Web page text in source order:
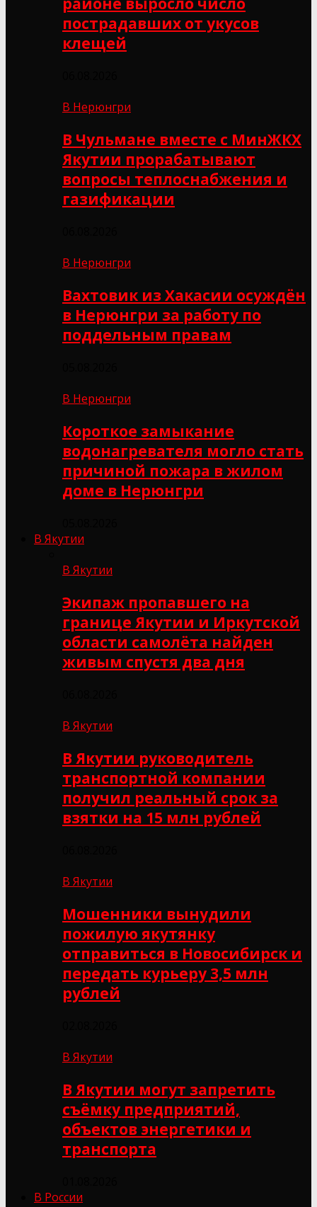
пострадавших от укусов
клещей
В Нерюнгри
В Чульмане вместе с МинЖКХ
Якутии прорабатывают
вопросы теплоснабжения и
газификации
В Нерюнгри
Вахтовик из Хакасии осуждён
в Нерюнгри за работу по
поддельным правам
В Нерюнгри
Короткое замыкание
водонагревателя могло стать
причиной пожара в жилом
доме в Нерюнгри
В Якутии
В Якутии
Экипаж пропавшего на
границе Якутии и Иркутской
области самолёта найден
живым спустя два дня
В Якутии
В Якутии руководитель
транспортной компании
получил реальный срок за
взятки на 15 млн рублей
В Якутии
Мошенники вынудили
пожилую якутянку
отправиться в Новосибирск и
передать курьеру 3,5 млн
рублей
В Якутии
В Якутии могут запретить
съёмку предприятий,
объектов энергетики и
транспорта
В России